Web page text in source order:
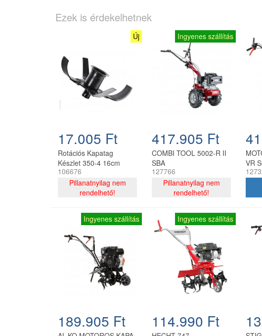
Ezek is érdekelhetnek
Új
17.005 Ft
Rotációs Kapatag
Készlet 350-4 16cm
106676
Pillanatnyilag nem
rendelhető!
Ingyenes szállítás
417.905 Ft
COMBI TOOL 5002-R II
SBA
127766
Pillanatnyilag nem
rendelhető!
VR
Ingyenes szállítás
189.905 Ft
Ingyenes szállítás
114.990 Ft